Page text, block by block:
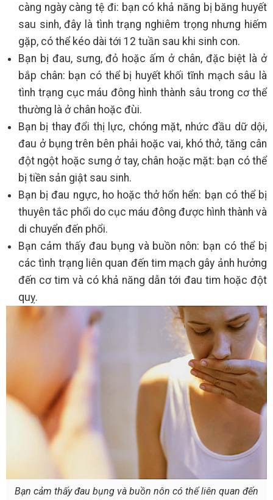
càng ngày càng tệ đi: bạn có khả năng bị băng huyết
sau sinh, đây là tình trạng nghiêm trọng nhưng hiếm
gặp, có thể kéo dài tới 12 tuần sau khi sinh con.
Bạn bị đau, sưng, đỏ hoặc ấm ở chân, đặc biệt là ở
bắp chân: bạn có thể bị huyết khối tĩnh mạch sâu là
tình trạng cục máu đông hình thành sâu trong cơ thể
thường là ở chân hoặc đùi.
Bạn bị thay đổi thị lực, chóng mặt, nhức đầu dữ dội,
đau ở bụng trên bên phải hoặc vai, khó thở, tăng cân
đột ngột hoặc sưng ở tay, chân hoặc mặt: bạn có thể
bị tiền sản giật sau sinh.
Bạn bị đau ngực, ho hoặc thở hổn hển: bạn có thể bị
thuyên tắc phổi do cục máu đông được hình thành và
di chuyển đến phổi.
Bạn cảm thấy đau bụng và buồn nôn: bạn có thể bị
các tình trạng liên quan đến tim mạch gây ảnh hưởng
đến cơ tim và có khả năng dẫn tới đau tim hoặc đột
quỵ.
Bạn cảm thấy đau bụng và buồn nôn có thể liên quan đến